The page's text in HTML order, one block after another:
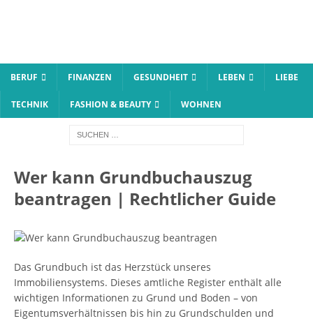
BERUF FINANZEN GESUNDHEIT LEBEN LIEBE
TECHNIK FASHION & BEAUTY WOHNEN
Wer kann Grundbuchauszug
beantragen | Rechtlicher Guide
Das Grundbuch ist das Herzstück unseres
Immobiliensystems. Dieses amtliche Register enthält alle
wichtigen Informationen zu Grund und Boden – von
Eigentumsverhältnissen bis hin zu Grundschulden und